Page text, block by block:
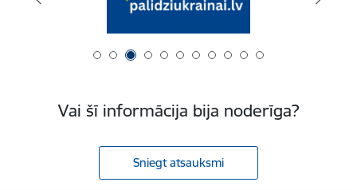
Vai šī informācija bija noderīga?
Sniegt atsauksmi